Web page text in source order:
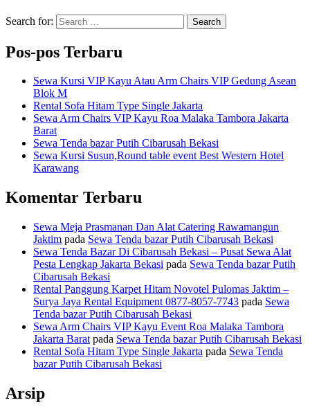
Search for: Search
Pos-pos Terbaru
Sewa Kursi VIP Kayu Atau Arm Chairs VIP Gedung Asean
Blok M
Rental Sofa Hitam Type Single Jakarta
Sewa Arm Chairs VIP Kayu Roa Malaka Tambora Jakarta
Barat
Sewa Tenda bazar Putih Cibarusah Bekasi
Sewa Kursi Susun,Round table event Best Western Hotel
Karawang
Komentar Terbaru
Sewa Meja Prasmanan Dan Alat Catering Rawamangun
Jaktim pada Sewa Tenda bazar Putih Cibarusah Bekasi
Sewa Tenda Bazar Di Cibarusah Bekasi – Pusat Sewa Alat
Pesta Lengkap Jakarta Bekasi pada Sewa Tenda bazar Putih
Cibarusah Bekasi
Rental Panggung Karpet Hitam Novotel Pulomas Jaktim –
Surya Jaya Rental Equipment 0877-8057-7743 pada Sewa
Tenda bazar Putih Cibarusah Bekasi
Sewa Arm Chairs VIP Kayu Event Roa Malaka Tambora
Jakarta Barat pada Sewa Tenda bazar Putih Cibarusah Bekasi
Rental Sofa Hitam Type Single Jakarta pada Sewa Tenda
bazar Putih Cibarusah Bekasi
Arsip